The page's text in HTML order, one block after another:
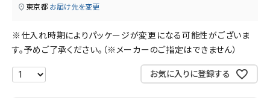
東京都 お届け先を変更
※仕入れ時期によりパッケージが変更になる可能性がございま
す。予めご了承ください。（※メーカーのご指定はできません）
お気に入りに登録する